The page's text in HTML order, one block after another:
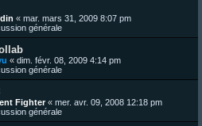
« mar. mars 31, 2009 8:07 pm
générale
« dim. févr. 08, 2009 4:14 pm
générale
Fighter« mer. avr. 09, 2008 12:18 pm
générale